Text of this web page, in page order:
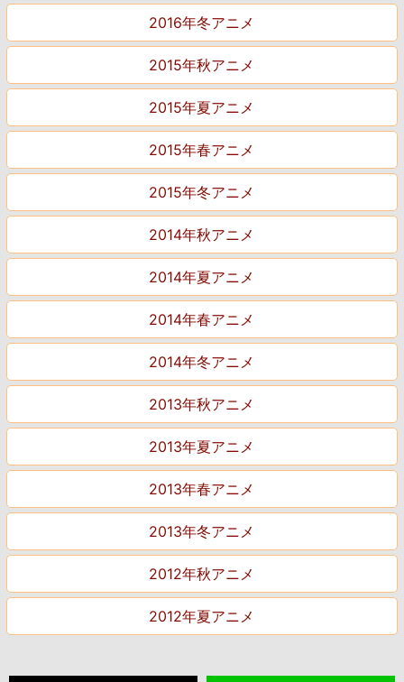
2016年冬アニメ
2015年秋アニメ
2015年夏アニメ
2015年春アニメ
2015年冬アニメ
2014年秋アニメ
2014年夏アニメ
2014年春アニメ
2014年冬アニメ
2013年秋アニメ
2013年夏アニメ
2013年春アニメ
2013年冬アニメ
2012年秋アニメ
2012年夏アニメ